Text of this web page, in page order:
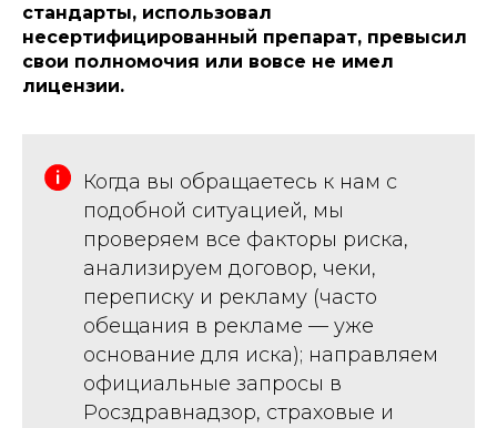
стандарты, использовал
несертифицированный препарат, превысил
свои полномочия или вовсе не имел
лицензии.
Когда вы обращаетесь к нам с
подобной ситуацией, мы
проверяем все факторы риска,
анализируем договор, чеки,
переписку и рекламу (часто
обещания в рекламе — уже
основание для иска); направляем
официальные запросы в
Росздравнадзор, страховые и